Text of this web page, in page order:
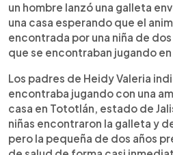
un hombre lanzó una galleta
una casa esperando que el
encontrada por una niña de dos
que se encontraban jugando
Los padres de Heidy Valeria
encontraba jugando con una
casa en Tototlán, estado de
niñas encontraron la galleta y
pero la pequeña de dos años